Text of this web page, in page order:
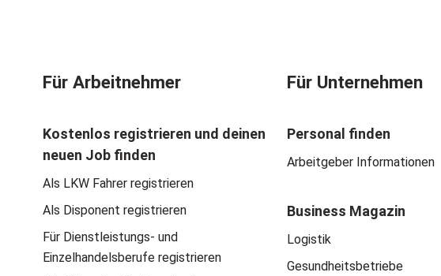
Für Arbeitnehmer
Kostenlos registrieren und deinen
neuen Job finden
Als LKW Fahrer registrieren
Als Disponent registrieren
Für Dienstleistungs- und
Einzelhandelsberufe registrieren
Für Unternehmen
Personal finden
Arbeitgeber Informationen
Business Magazin
Logistik
Gesundheitsbetriebe